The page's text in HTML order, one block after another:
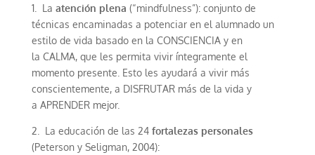
1. La atención plena (“mindfulness”): conjunto de
técnicas encaminadas a potenciar en el alumnado un
estilo de vida basado en la CONSCIENCIA y en
la CALMA, que les permita vivir íntegramente el
momento presente. Esto les ayudará a vivir más
conscientemente, a DISFRUTAR más de la vida y
a APRENDER mejor.
2. La educación de las 24fortalezas personales
(Peterson y Seligman, 2004):